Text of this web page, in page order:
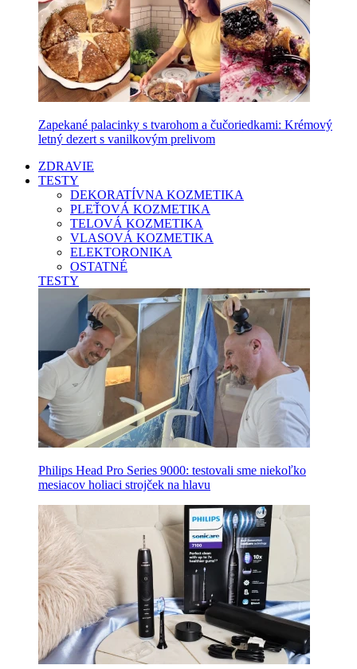
Zapekané palacinky s tvarohom a čučoriedkami: Krémový
letný dezert s vanilkovým prelivom
ZDRAVIE
TESTY
DEKORATÍVNA KOZMETIKA
PLEŤOVÁ KOZMETIKA
TELOVÁ KOZMETIKA
VLASOVÁ KOZMETIKA
ELEKTORONIKA
OSTATNÉ
TESTY
Philips Head Pro Series 9000: testovali sme niekoľko
mesiacov holiaci strojček na hlavu